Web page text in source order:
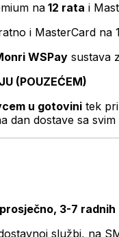
na 12 rata i
i MasterCard na
WSPay sustava
(POUZEĆEM)
u gotovini tek
dan dostave sa svim
3-7 radnih
službi, na